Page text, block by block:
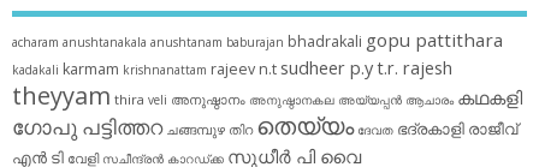
acharam anushtanakala anushtanam baburajan bhadrakali gopu pattithara
kadakali karmam krishnanattam rajeev n.t sudheer p.yt.r. rajesh
theyyam thira veli അനുഷ്ഠാനം അനുഷ്ഠാനകല അയ്യപ്പന്‍ ആചാരം കഥകളി
ഗോപു പട്ടിത്തറ ചങ്ങമ്പുഴ തിറ തെയ്യം ദേവത ഭദ്രകാളി രാജീവ്
എൻ ടി വേളി സചീന്ദ്രന്‍ കാറഡ്ക്ക സുധീര്‍ പി വൈ